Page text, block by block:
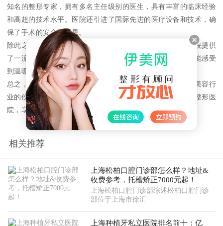
知名的整形专家，拥有多名主任级别的医生，具有丰富的临床经验
和高超的技术水平。医院还引进了国际先进的医疗设备和技术，确
保了手术的安全和效果。
除此之外，上海港华整形医院还注重患者的体验和服务。医院提供
了一流的接待服务和贴心的护理服务，让患者在手术前后都能感受
到温暖和关爱。
总之，上海港华整形医院的规模和实力都非常强大，是整形美容行
业的佼佼者。如果您有整形美容的需求，不妨来到上海港华整形医
院，享受专业的服务和优质的医疗体验。
相关推荐
上海松柏口腔门诊部怎么样？地址&
收费参考，托槽矫正7000元起！
上海松柏口腔门诊部综述松柏口腔门诊
部位于上海市徐汇
上海种植牙私立医院排名前十：亿